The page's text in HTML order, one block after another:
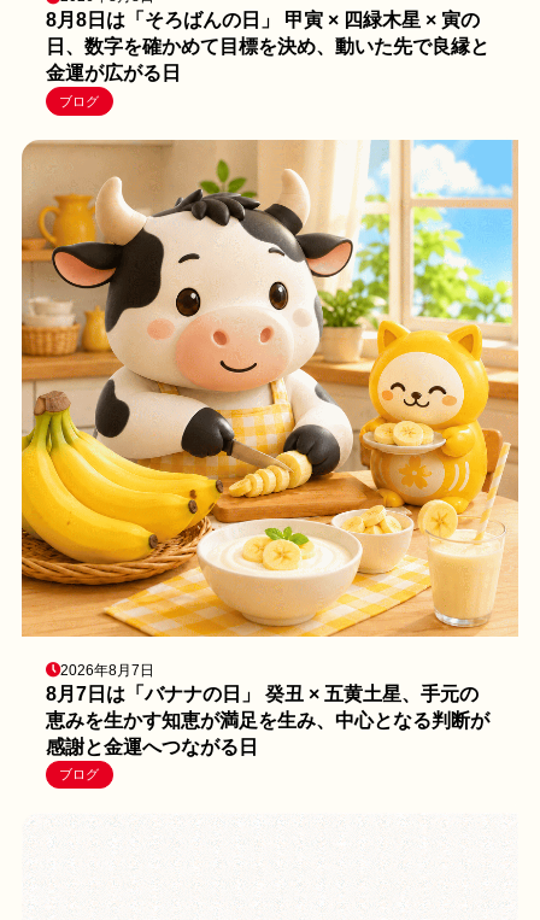
8月8日は「そろばんの日」 甲寅 × 四緑木星 × 寅の
日、数字を確かめて目標を決め、動いた先で良縁と
金運が広がる日
ブログ
2026年8月7日
8月7日は「バナナの日」 癸丑 × 五黄土星、手元の
恵みを生かす知恵が満足を生み、中心となる判断が
感謝と金運へつながる日
ブログ